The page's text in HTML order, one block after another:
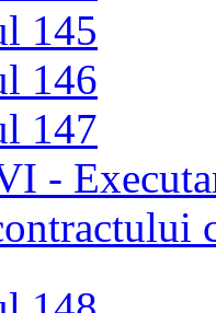
145
146
147
-